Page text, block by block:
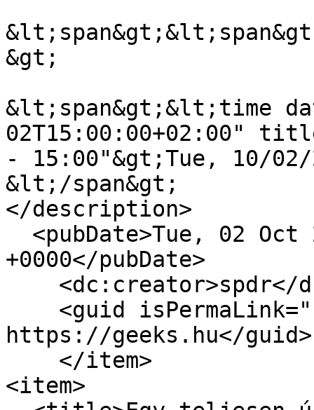
&gt;
&lt;span&gt;&lt;time
02T15:00:00+02:00"
- 15:00"&gt;Tue, 10/
&lt;/span&gt;
</description>
+0000</pubDate>
https://geeks.hu</guid>
<item>